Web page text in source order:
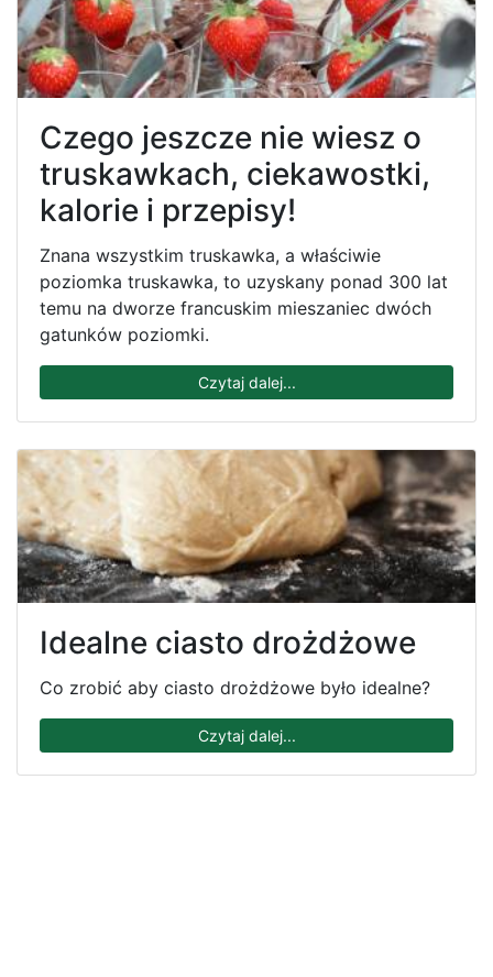
Czego jeszcze nie wiesz o
truskawkach, ciekawostki,
kalorie i przepisy!
Znana wszystkim truskawka, a właściwie
poziomka truskawka, to uzyskany ponad 300 lat
temu na dworze francuskim mieszaniec dwóch
gatunków poziomki.
Czytaj dalej...
Idealne ciasto drożdżowe
Co zrobić aby ciasto drożdżowe było idealne?
Czytaj dalej...